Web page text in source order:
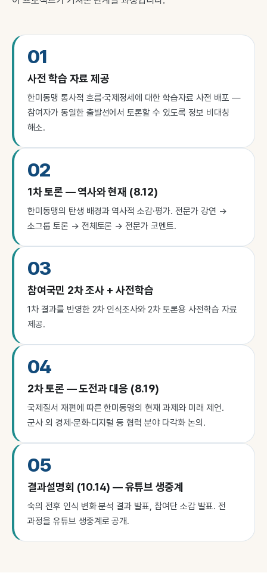
01
사전 학습 자료 제공
한미동맹 통사적 흐름·국제정세에 대한 학습자료 사전 배포 —
참여자가 동일한 출발선에서 토론할 수 있도록 정보 비대칭
해소.
02
1차 토론 — 역사와 현재 (8.12)
한미동맹의 탄생 배경과 역사적 소감·평가. 전문가 강연 →
소그룹 토론 → 전체토론 → 전문가 코멘트.
03
참여국민 2차 조사 + 사전학습
1차 결과를 반영한 2차 인식조사와 2차 토론용 사전학습 자료
제공.
04
2차 토론 — 도전과 대응 (8.19)
국제질서 재편에 따른 한미동맹의 현재 과제와 미래 제언.
군사 외 경제·문화·디지털 등 협력 분야 다각화 논의.
05
결과설명회 (10.14) — 유튜브 생중계
숙의 전후 인식 변화 분석 결과 발표, 참여단 소감 발표. 전
과정을 유튜브 생중계로 공개.